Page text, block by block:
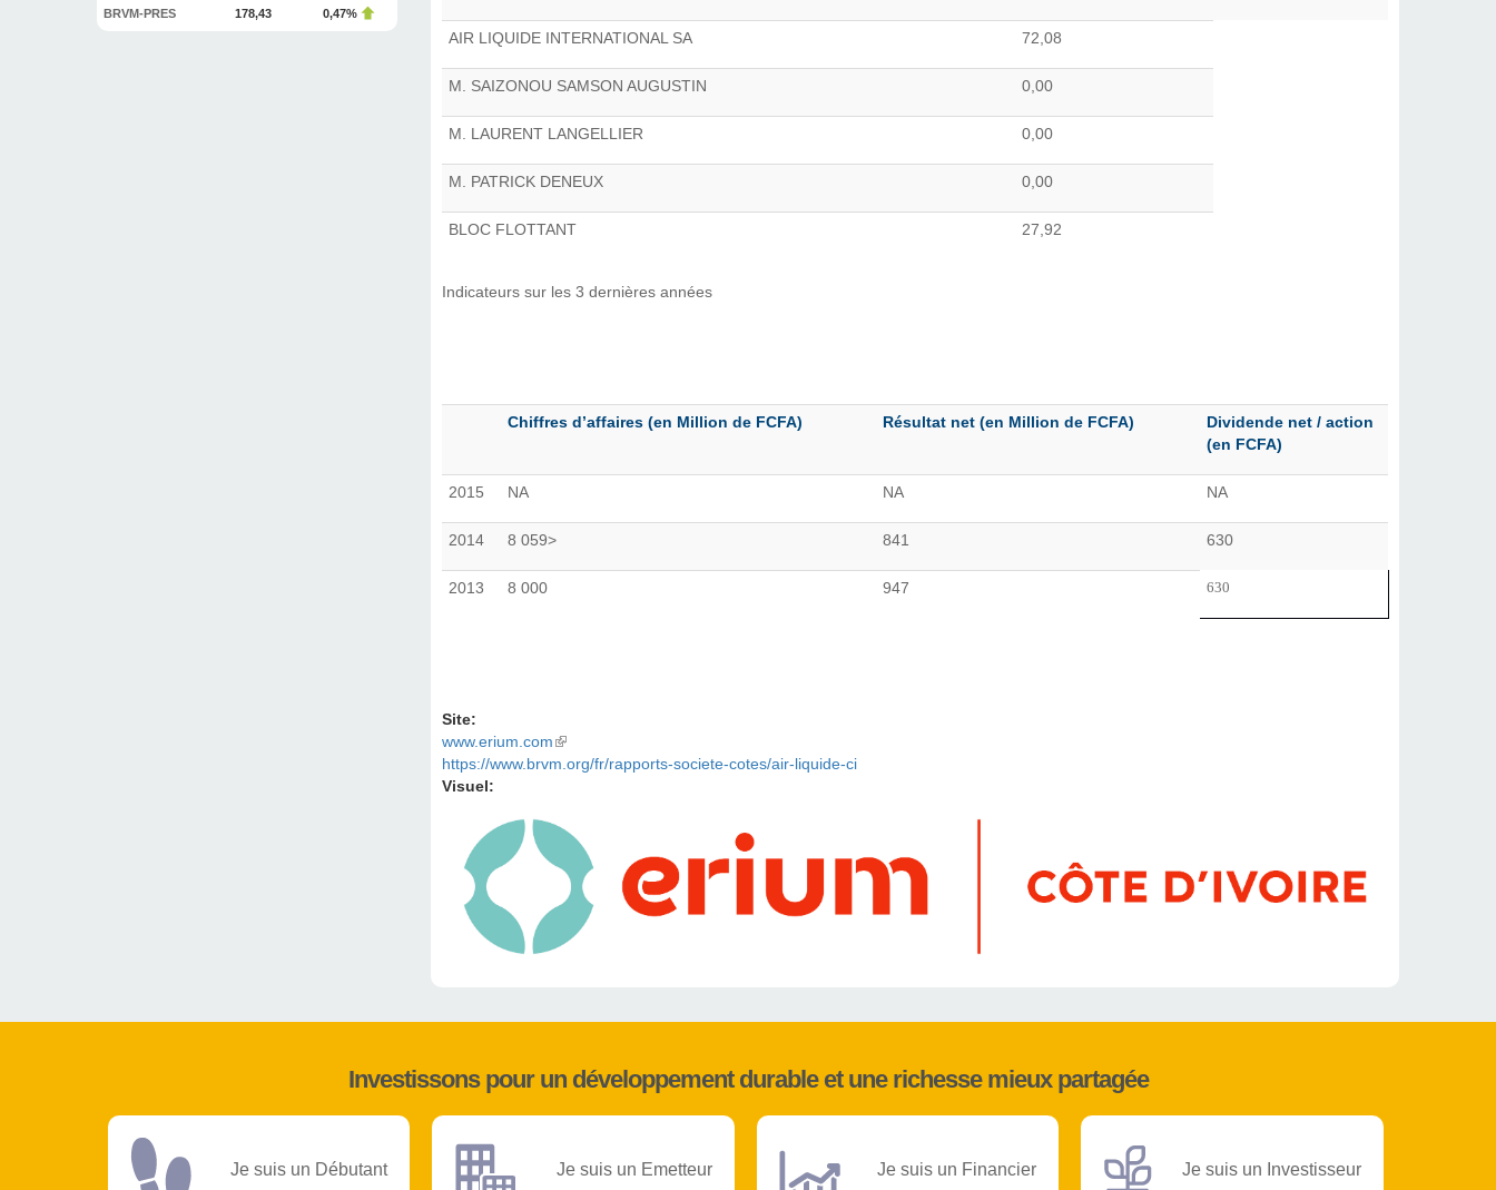
BRVM-PRES 178,43 0,47%
AIR LIQUIDE INTERNATIONAL SA 72,08
M. SAIZONOU SAMSON AUGUSTIN 0,00
M. LAURENT LANGELLIER 0,00
M. PATRICK DENEUX 0,00
BLOC FLOTTANT 27,92
Indicateurs sur les 3 dernières années
Chiffres d’affaires (en Million de FCFA) Résultat net (en Million de FCFA)
Dividende net / action
(en FCFA)
2015 NA NA NA
2014 8 059> 841 630
2013 8 000 947 630
Site:
www.erium.com(link is external)
https://www.brvm.org/fr/rapports-societe-cotes/air-liquide-ci
Visuel:
Investissons pour un développement durable et une richesse mieux partagée
Je suis un Débutant Je suis un Emetteur Je suis un Financier Je suis un Investisseur